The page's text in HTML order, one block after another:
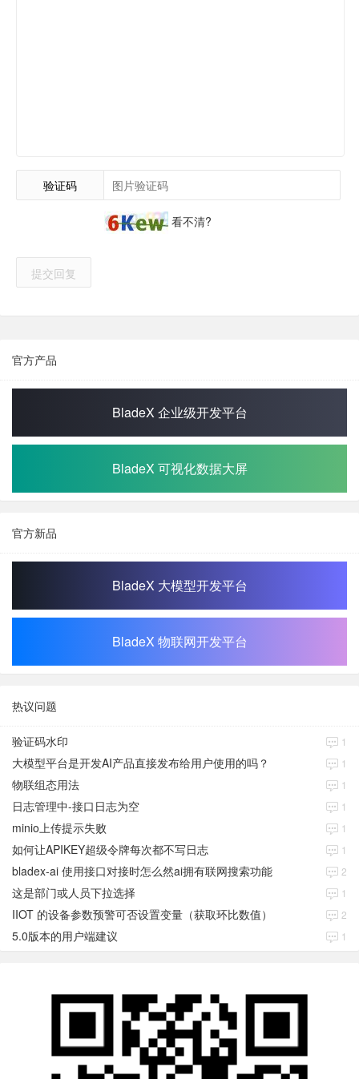
验证码
看不清?
提交回复
官方产品
BladeX 企业级开发平台
BladeX 可视化数据大屏
官方新品
BladeX 大模型开发平台
BladeX 物联网开发平台
热议问题
验证码水印 1
大模型平台是开发AI产品直接发布给用户使用的吗？ 1
物联组态用法 1
日志管理中-接口日志为空 1
minio上传提示失败 1
如何让APIKEY超级令牌每次都不写日志 1
bladex-ai 使用接口对接时怎么然ai拥有联网搜索功能 2
这是部门或人员下拉选择 1
IIOT 的设备参数预警可否设置变量（获取环比数值） 2
5.0版本的用户端建议 1